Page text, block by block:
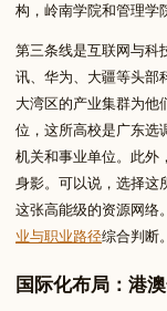
构，岭南学院和管理学
第三条线是互联网与科
讯、华为、大疆等头部
大湾区的产业集群为他
位，这所高校是广东选
机关和事业单位。此外
身影。可以说，选择这
这张高能级的资源网络
业与职业路径综合判断。
国际化布局：港